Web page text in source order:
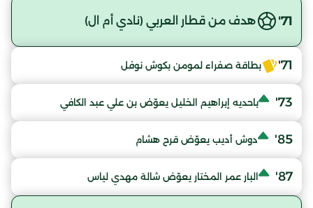
71' هدف من قطار العربي (نادي أم ال)
71' بطاقة صفراء لمومن بكوش نوفل
73' باحديه إبراهيم الخليل يعوّض بن علي عبد الكافي
85' دوش أديب يعوّض قرح هشام
87' البار عمر المختار يعوّض شالة مهدي لياس